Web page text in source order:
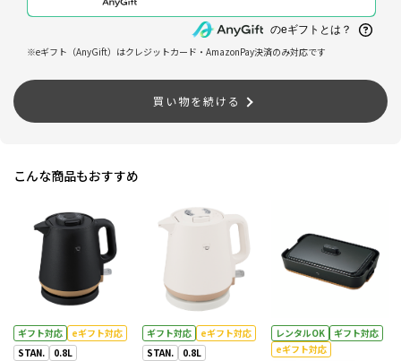
のeギフトとは？
※eギフト（AnyGift）はクレジットカード・AmazonPay決済のみ対応です
買い物を続ける
こんな商品もおすすめ
ギフト対応
eギフト対応
STAN.
0.8L
ギフト対応
eギフト対応
STAN.
0.8L
レンタルOK
ギフト対応
eギフト対応